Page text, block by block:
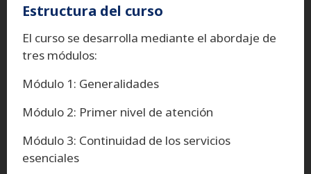
Estructura del curso
El curso se desarrolla mediante el abordaje de
tres módulos:
Módulo 1: Generalidades
Módulo 2: Primer nivel de atención
Módulo 3: Continuidad de los servicios
esenciales